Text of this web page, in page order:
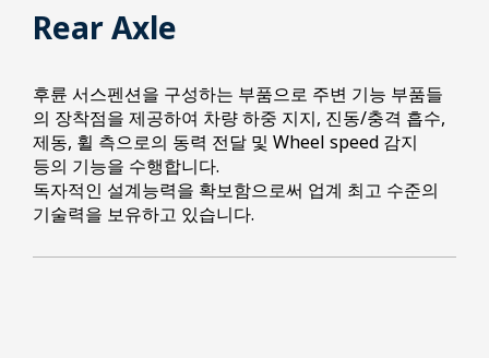
Rear Axle
후륜 서스펜션을 구성하는 부품으로 주변 기능 부품들
의 장착점을 제공하여 차량 하중 지지, 진동/충격 흡수,
제동, 휠 측으로의 동력 전달 및 Wheel speed 감지
등의 기능을 수행합니다.
독자적인 설계능력을 확보함으로써 업계 최고 수준의
기술력을 보유하고 있습니다.